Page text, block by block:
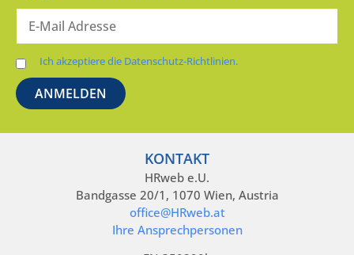
Ich akzeptiere die Datenschutz-Richtlinien.
KONTAKT
HRweb e.U.
Bandgasse 20/1, 1070 Wien, Austria
office@HRweb.at
Ihre Ansprechpersonen